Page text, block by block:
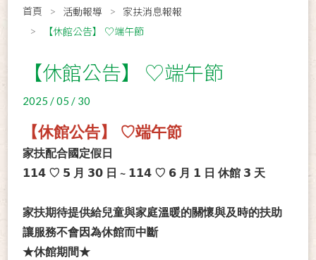
首頁 活動報導
家扶消息報報
【休館公告】 ♡端午節
【休館公告】 ♡端午節
2025 / 05 / 30
【休館公告】 ♡端午節
家扶配合國定假日
𝟭𝟭𝟰 ♡ 𝟱 月 𝟯𝟬 日 ~ 𝟭𝟭𝟰 ♡ 𝟲 月 𝟭 日 休館 𝟯 天
家扶期待提供給兒童與家庭溫暖的關懷與及時的扶助
讓服務不會因為休館而中斷
★休館期間★